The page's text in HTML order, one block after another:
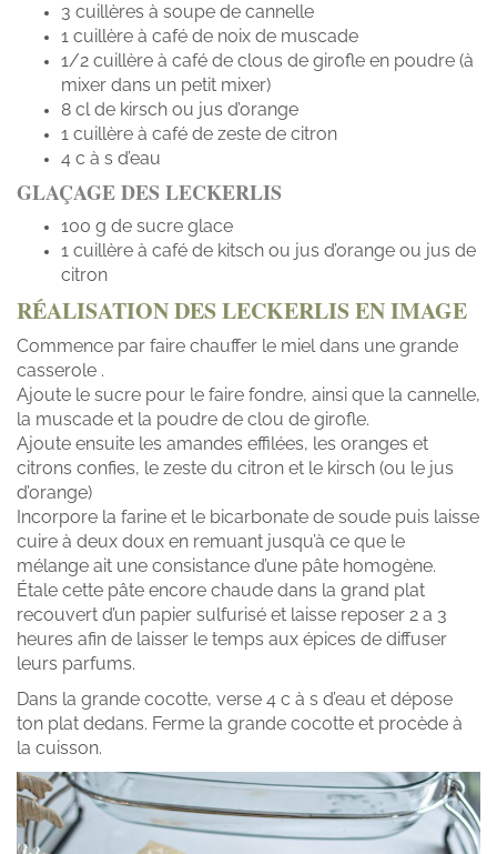
3 cuillères à soupe de cannelle
1 cuillère à café de noix de muscade
1/2 cuillère à café de clous de girofle en poudre (à
mixer dans un petit mixer)
8 cl de kirsch ou jus d’orange
1 cuillère à café de zeste de citron
4 c à s d’eau
GLAÇAGE DES LECKERLIS
100 g de sucre glace
1 cuillère à café de kitsch ou jus d’orange ou jus de
citron
RÉALISATION DES LECKERLIS EN IMAGE
Commence par faire chauffer le miel dans une grande
casserole .
Ajoute le sucre pour le faire fondre, ainsi que la cannelle,
la muscade et la poudre de clou de girofle.
Ajoute ensuite les amandes effilées, les oranges et
citrons confies, le zeste du citron et le kirsch (ou le jus
d’orange)
Incorpore la farine et le bicarbonate de soude puis laisse
cuire à deux doux en remuant jusqu’à ce que le
mélange ait une consistance d’une pâte homogène.
Étale cette pâte encore chaude dans la grand plat
recouvert d’un papier sulfurisé et laisse reposer 2 a 3
heures afin de laisser le temps aux épices de diffuser
leurs parfums.
Dans la grande cocotte, verse 4 c à s d’eau et dépose
ton plat dedans. Ferme la grande cocotte et procède à
la cuisson.